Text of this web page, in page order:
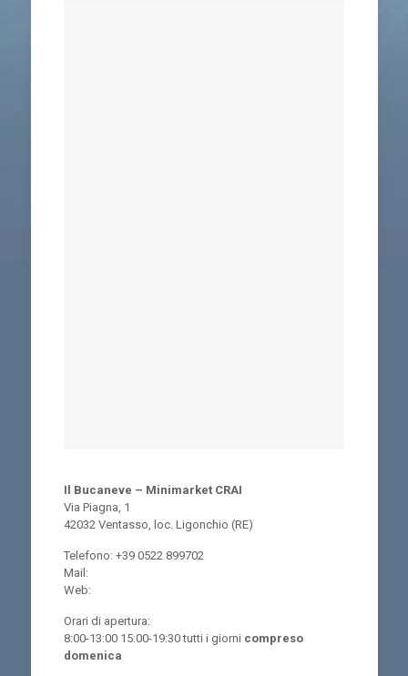
Il Bucaneve – Minimarket CRAI
Via Piagna, 1
42032 Ventasso, loc. Ligonchio (RE)
Telefono: +39 0522 899702
Mail:
Web:
Orari di apertura:
8:00-13:00 15:00-19:30 tutti i giorni compreso
domenica